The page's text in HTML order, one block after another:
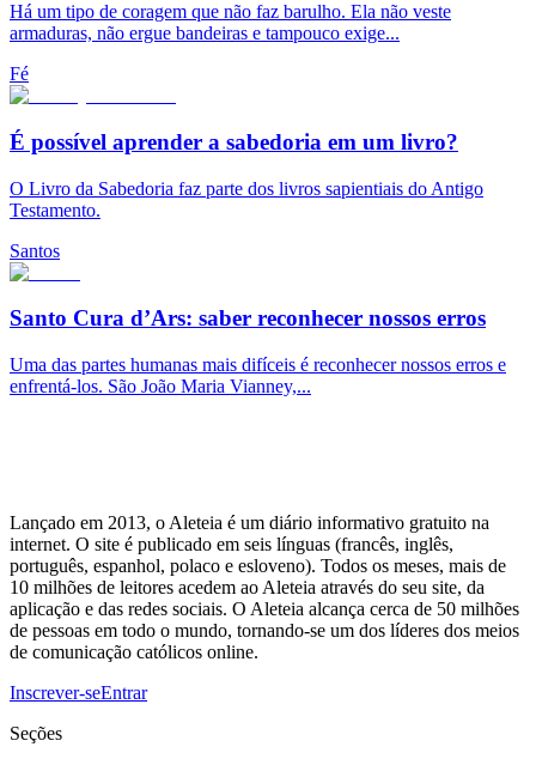
Há um tipo de coragem que não faz barulho. Ela não veste
armaduras, não ergue bandeiras e tampouco exige...
Fé
É possível aprender a sabedoria em um livro?
O Livro da Sabedoria faz parte dos livros sapientiais do Antigo
Testamento.
Santos
Santo Cura d’Ars: saber reconhecer nossos erros
Uma das partes humanas mais difíceis é reconhecer nossos erros e
enfrentá-los. São João Maria Vianney,...
Lançado em 2013, o Aleteia é um diário informativo gratuito na
internet. O site é publicado em seis línguas (francês, inglês,
português, espanhol, polaco e esloveno). Todos os meses, mais de
10 milhões de leitores acedem ao Aleteia através do seu site, da
aplicação e das redes sociais. O Aleteia alcança cerca de 50 milhões
de pessoas em todo o mundo, tornando-se um dos líderes dos meios
de comunicação católicos online.
Inscrever-seEntrar
Seções